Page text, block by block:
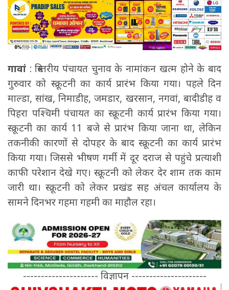
गावां : त्रिस्तरीय पंचायत चुनाव के नामांकन खत्म होने के बाद
गुरुवार को स्क्रूटनी का कार्य प्रारंभ किया गया। पहले दिन
माल्डा, सांख, निमाडीह, जमडार, खरसान, नगवां, बादीडीह व
पिहरा पश्चिमी पंचायत का स्क्रूटनी कार्य प्रारंभ किया गया।
स्क्रूटनी का कार्य 11 बजे से प्रारंभ किया जाना था, लेकिन
तकनीकी कारणों से दोपहर के बाद स्क्रूटनी का कार्य प्रारंभ
किया गया। जिससे भीषण गर्मी में दूर दराज से पहुंचे प्रत्याशी
काफी परेशान देखे गए। स्क्रूटनी को लेकर देर शाम तक काम
जारी था। स्क्रूटनी को लेकर प्रखंड सह अंचल कार्यालय के
सामने दिनभर गहमा गहमी का माहौल रहा।
--------------------- विज्ञापन ---------------------